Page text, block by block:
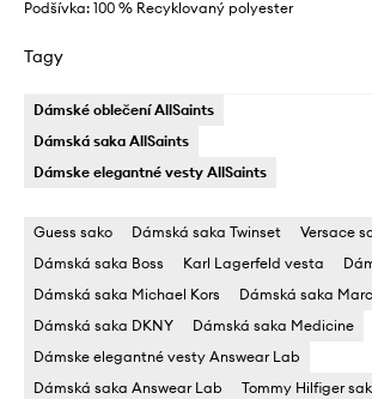
Podšívka: 100 % Recyklovaný polyester
Tagy
Dámské oblečení AllSaints
Dámská saka AllSaints
Dámske elegantné vesty AllSaints
Guess sako Dámská saka Twinset
Versace
Dámská saka Boss
Karl Lagerfeld vesta
Dámská saka Michael Kors
Dámská saka
Dámská saka DKNY
Dámská saka Medicine
Dámske elegantné vesty Answear Lab
Dámská saka Answear Lab
Tommy Hilfiger